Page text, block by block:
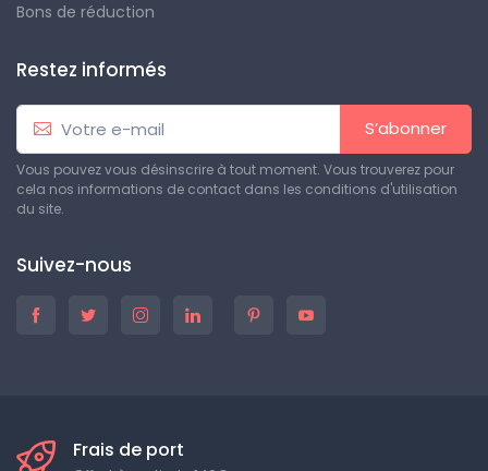
Bons de réduction
Restez informés
S’abonner
Vous pouvez vous désinscrire à tout moment. Vous trouverez pour
cela nos informations de contact dans les conditions d'utilisation
du site.
Suivez-nous
Frais de port